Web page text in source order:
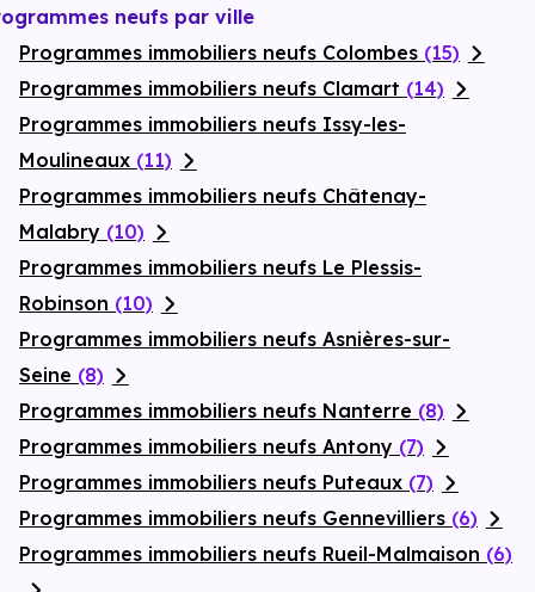
neufs par ville
Programmes immobiliers neufs Colombes (15)
Programmes immobiliers neufs Clamart (14)
Programmes immobiliers neufs Issy-les-
Moulineaux (11)
Programmes immobiliers neufs Châtenay-
Malabry (10)
Programmes immobiliers neufs Le Plessis-
Robinson (10)
Programmes immobiliers neufs Asnières-sur-
Seine (8)
Programmes immobiliers neufs Nanterre (8)
Programmes immobiliers neufs Antony (7)
Programmes immobiliers neufs Puteaux (7)
Programmes immobiliers neufs Gennevilliers (6)
Programmes immobiliers neufs Rueil-Malmaison (6)